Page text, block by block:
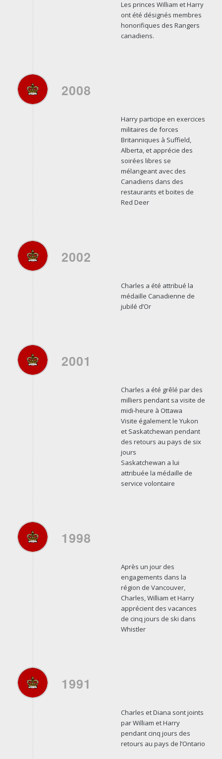
Les princes William et Harry
ont été désignés membres
honorifiques des Rangers
canadiens.
2008
Harry participe en exercices
militaires de forces
Britanniques à Suffield,
Alberta, et apprécie des
soirées libres se
mélangeant avec des
Canadiens dans des
restaurants et boites de
Red Deer
2002
Charles a été attribué la
médaille Canadienne de
jubilé d’Or
2001
Charles a été grêlé par des
milliers pendant sa visite de
midi-heure à Ottawa
Visite également le Yukon
et Saskatchewan pendant
des retours au pays de six
jours
Saskatchewan a lui
attribuée la médaille de
service volontaire
1998
Après un jour des
engagements dans la
région de Vancouver,
Charles, William et Harry
apprécient des vacances
de cinq jours de ski dans
Whistler
1991
Charles et Diana sont joints
par William et Harry
pendant cinq jours des
retours au pays de l’Ontario